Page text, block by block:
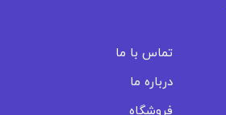
تماس با ما
درباره ما
فروشگاه